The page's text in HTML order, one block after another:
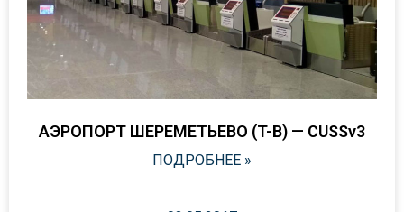
АЭРОПОРТ ШЕРЕМЕТЬЕВО (T-B) — CUSSv3
ПОДРОБНЕЕ »